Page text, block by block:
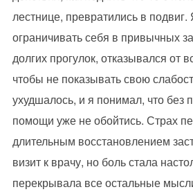
лестнице, превратились в
ограничивать себя в привычных
долгих прогулок, отказывался от
чтобы не показывать свою
ухудшалось, и я понимал, что без
помощи уже не обойтись. Страх
длительным восстановлением
визит к врачу, но боль стала
перекрывала все остальные